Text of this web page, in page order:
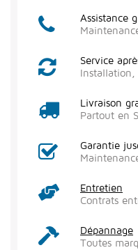
Assistance
Service
Installation,
Livraison
Partout en
Garantie
Entretien
Contrats
Dépannage
Toutes